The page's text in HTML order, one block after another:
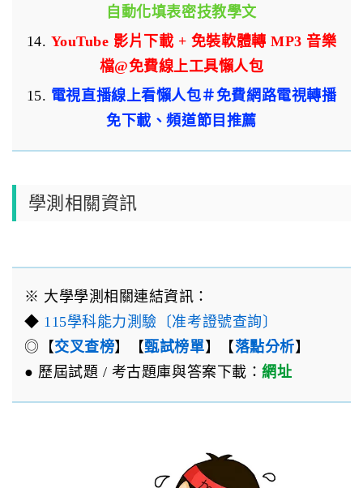
自動化填表密技教學文
14. YouTube 影片下載 + 免裝軟體轉 MP3 音樂
檔@免費線上工具懶人包
15. 電視直播線上看懶人包＃免費網路電視轉播
免下載、頻道節目推薦
學測相關資訊
※ 大學學測相關連結資訊：
◆ 115學科能力測驗〔准考證號查詢〕
◎【交叉查榜】【甄試榜單】【落點分析】
● 歷屆試題 / 考古題庫與答案下載：網址